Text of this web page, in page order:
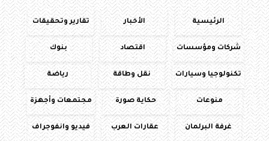
الرئيسية الأخبار تقارير وتحقيقات
شركات ومؤسسات اقتصاد بنوك
تكنولوجيا وسيارات نقل وطاقة رياضة
منوعات حكاية صورة مجتمعات وأجهزة
غرفة البرلمان عقارات العرب فيديو وانفوجراف